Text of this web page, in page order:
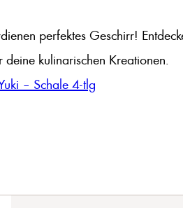
perfektes Geschirr!
kulinarischen Kreationen.
– Schale 4-tlg